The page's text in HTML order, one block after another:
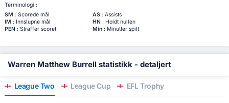
Terminologi :
SM : Scorede mål AS: Assists
IM : Innslupne mål HN : Holdt nullen
PEN : Straffer scoret Min: Minutter spilt
Warren Matthew Burrell statistikk - detaljert
League Two League Cup EFL Trophy